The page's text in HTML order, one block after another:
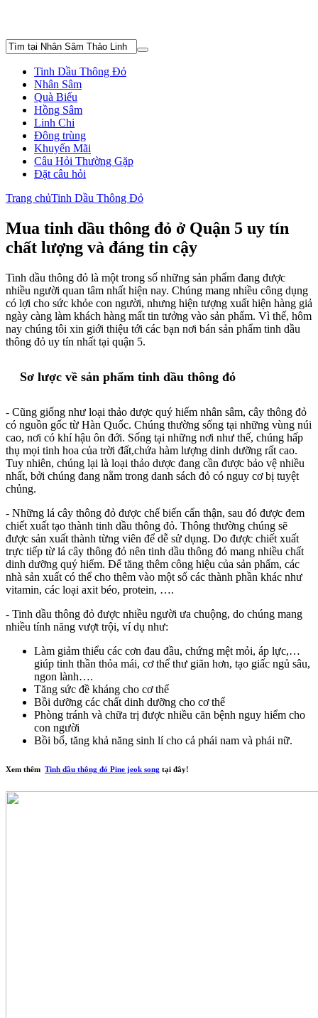
Tinh Dầu Thông Đỏ
Nhân Sâm
Quà Biếu
Hồng Sâm
Linh Chi
Đông trùng
Khuyến Mãi
Câu Hỏi Thường Gặp
Đặt câu hỏi
Trang chủTinh Dầu Thông Đỏ
Mua tinh dầu thông đỏ ở Quận 5 uy tín
chất lượng và đáng tin cậy
Tinh dầu thông đỏ là một trong số những sản phẩm đang được
nhiều người quan tâm nhất hiện nay. Chúng mang nhiều công dụng
có lợi cho sức khỏe con người, nhưng hiện tượng xuất hiện hàng giả
ngày càng làm khách hàng mất tin tưởng vào sản phẩm. Vì thế, hôm
nay chúng tôi xin giới thiệu tới các bạn nơi bán sản phẩm tinh dầu
thông đỏ uy tín nhất tại quận 5.
Sơ lược về sản phẩm tinh dầu thông đỏ
- Cũng giống như loại thảo dược quý hiếm nhân sâm, cây thông đỏ
có nguồn gốc từ Hàn Quốc. Chúng thường sống tại những vùng núi
cao, nơi có khí hậu ôn đới. Sống tại những nơi như thế, chúng hấp
thụ mọi tinh hoa của trời đất,chứa hàm lượng dinh dưỡng rất cao.
Tuy nhiên, chúng lại là loại thảo dược đang cần được bảo vệ nhiều
nhất, bởi chúng đang nằm trong danh sách đỏ có nguy cơ bị tuyệt
chủng.
- Những lá cây thông đỏ được chế biến cẩn thận, sau đó được đem
chiết xuất tạo thành tinh dầu thông đỏ. Thông thường chúng sẽ
được sản xuất thành từng viên để dễ sử dụng. Do được chiết xuất
trực tiếp từ lá cây thông đỏ nên tinh dầu thông đỏ mang nhiều chất
dinh dưỡng quý hiếm. Để tăng thêm công hiệu của sản phẩm, các
nhà sản xuất có thể cho thêm vào một số các thành phần khác như
vitamin, các loại axit béo, protein, ….
- Tinh dầu thông đỏ được nhiều người ưa chuộng, do chúng mang
nhiều tính năng vượt trội, ví dụ như:
Làm giảm thiểu các cơn đau đầu, chứng mệt mỏi, áp lực,…
giúp tinh thần thỏa mái, cơ thể thư giãn hơn, tạo giấc ngủ sâu,
ngon lành….
Tăng sức đề kháng cho cơ thể
Bồi dưỡng các chất dinh dưỡng cho cơ thể
Phòng tránh và chữa trị được nhiều căn bệnh nguy hiểm cho
con người
Bồi bổ, tăng khả năng sinh lí cho cả phái nam và phái nữ.
Xem thêm Tinh dầu thông đỏ Pine jeok song tại đây!